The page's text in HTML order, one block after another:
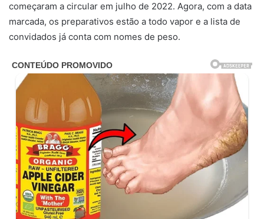
começaram a circular em julho de 2022. Agora, com a data
marcada, os preparativos estão a todo vapor e a lista de
convidados já conta com nomes de peso.